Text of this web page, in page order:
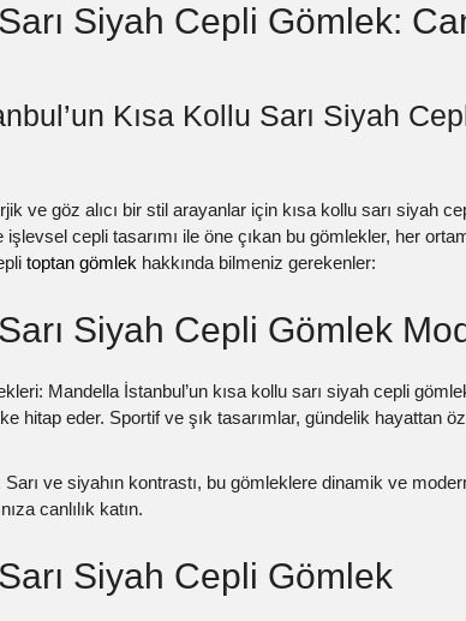
Siyah Cepli Gömlek:
Kısa Kollu Sarı Siyah
ve göz alıcı bir stil arayanlar için kısa kollu sarı siyah
cepli tasarımı ile öne çıkan bu gömlekler, her
toptan gömlek hakkında bilmeniz gerekenler:
Siyah Cepli Gömlek
Mandella İstanbul’un kısa kollu sarı siyah cepli
hitap eder. Sportif ve şık tasarımlar, gündelik hayattan
Sarı ve siyahın kontrastı, bu gömleklere dinamik ve
canlılık katın.
Siyah Cepli Gömlek